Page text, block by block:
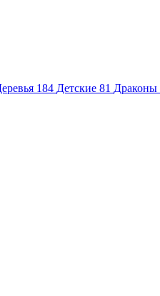
184 Детские 81 Драконы